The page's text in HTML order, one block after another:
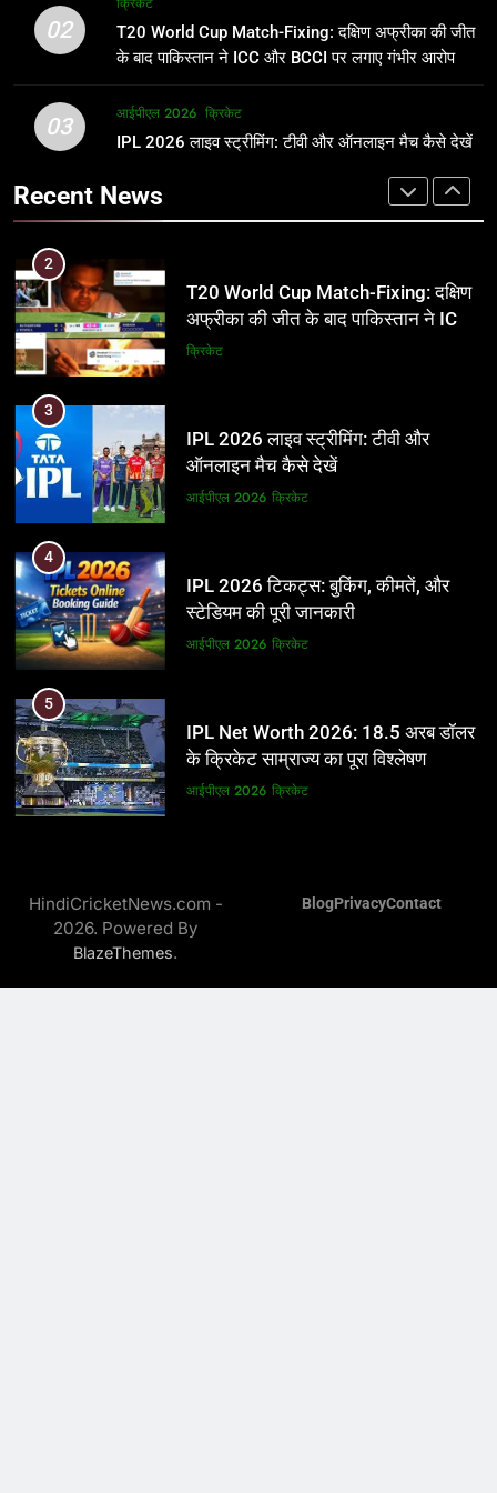
उम्र, परिवार, करियर और शादी से जुड़ी हर
जानकारी
क्रिकेट
2
T20 World Cup Match-Fixing: दक्षिण
3
IPL 2026 लाइव स्ट्रीमिंग: टीवी और
ऑनलाइन मैच कैसे देखें
आईपीएल 2026
4
IPL 2026 टिकट्स: बुकिंग, कीमतें, और
स्टेडियम की पूरी जानकारी
आईपीएल 2026 क्रिकेट
5
IPL Net Worth 2026: 18.5 अरब डॉलर
के क्रिकेट साम्राज्य का पूरा विश्लेषण
आईपीएल 2026 क्रिकेट
6
IPL टीम के मालिक: फ्रेंचाइजी के पीछे की
असली ताकत
आईपीएल 2026 क्रिकेट
विस्तृत विश्लेषण (2008-2026)
क्रिकेट
8
02
T20 World Cup Match-Fixing: दक्षिण अफ्रीका की जीत
के बाद पाकिस्तान ने ICC और BCCI पर लगाए गंभीर आरोप
03 आईपीएल 2026 क्रिकेट
IPL 2026 लाइव स्ट्रीमिंग: टीवी और ऑनलाइन मैच कैसे देखें
Recent News
फाइनल में हो सकती है महा-भिड़ंत, जानें पूरा
समीकरण
T20 वर्ल्ड कप 2026
1
अर्जुन तेंदुलकर की पत्नी सानिया चंडोक:
उम्र, परिवार, करियर और शादी से जुड़ी हर
2
T20 World Cup Match-Fixing: दक्षिण
अफ्रीका की जीत के बाद पाकिस्तान ने ICC
और BCCI पर लगाए गंभीर आरोप
क्रिकेट
3
IPL 2026 लाइव स्ट्रीमिंग: टीवी और
ऑनलाइन मैच कैसे देखें
आईपीएल 2026 क्रिकेट
4
IPL 2026 टिकट्स: बुकिंग, कीमतें, और
स्टेडियम की पूरी जानकारी
आईपीएल 2026 क्रिकेट
5
IPL Net Worth 2026: 18.5 अरब डॉलर
के क्रिकेट साम्राज्य का पूरा विश्लेषण
आईपीएल 2026 क्रिकेट
असली ताकत
आईपीएल 2026
HindiCricketNews.com -
2026. Powered By
BlazeThemes.
BlogPrivacyContact